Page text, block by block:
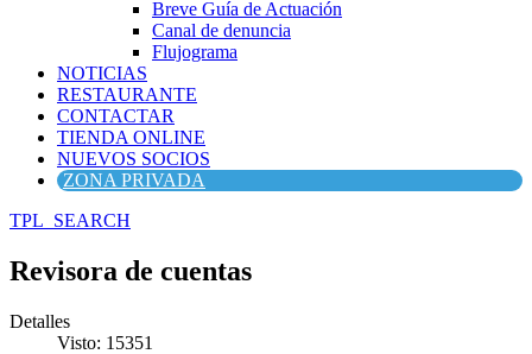
Breve Guía de Actuación
Canal de denuncia
Flujograma
NOTICIAS
RESTAURANTE
CONTACTAR
TIENDA ONLINE
NUEVOS SOCIOS
ZONA PRIVADA
TPL_SEARCH
Revisora de cuentas
Detalles
Visto: 15351